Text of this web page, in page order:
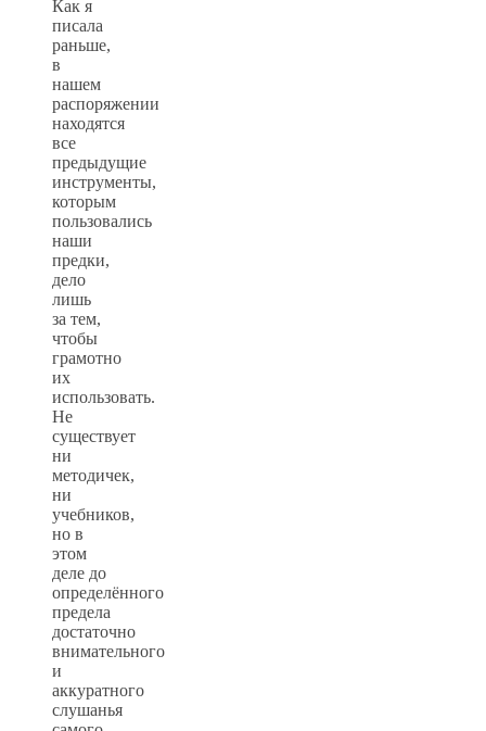
Как я
писала
раньше,
в
нашем
распоряжении
находятся
все
предыдущие
инструменты,
которым
пользовались
наши
предки,
дело
лишь
за тем,
чтобы
грамотно
их
использовать.
Не
существует
ни
методичек,
ни
учебников,
но в
этом
деле до
определённого
предела
достаточно
внимательного
и
аккуратного
слушанья